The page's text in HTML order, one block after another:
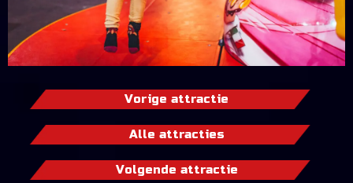
Vorige attractie
Alle attracties
Volgende attractie